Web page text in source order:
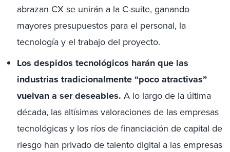
abrazan CX se unirán a la C-suite, ganando
mayores presupuestos para el personal, la
tecnología y el trabajo del proyecto.
Los despidos tecnológicos harán que las
industrias tradicionalmente “poco atractivas”
vuelvan a ser deseables. A lo largo de la última
década, las altísimas valoraciones de las empresas
tecnológicas y los ríos de financiación de capital de
riesgo han privado de talento digital a las empresas